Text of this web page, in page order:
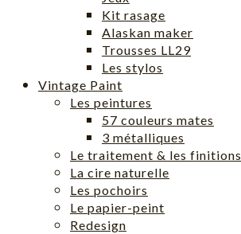
Kit rasage
Alaskan maker
Trousses LL29
Les stylos
Vintage Paint
Les peintures
57 couleurs mates
3 métalliques
Le traitement & les finitions
La cire naturelle
Les pochoirs
Le papier-peint
Redesign